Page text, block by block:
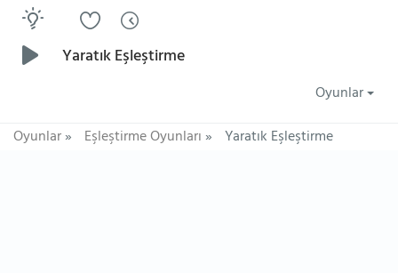
Yaratık Eşleştirme
Oyunlar
Oyunlar» Eşleştirme Oyunları» Yaratık Eşleştirme